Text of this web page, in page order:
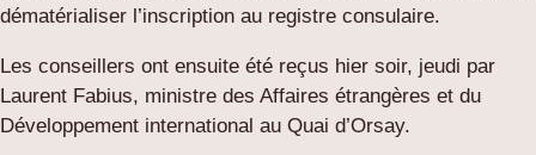
dématérialiser l’inscription au registre consulaire.
Les conseillers ont ensuite été reçus hier soir, jeudi par
Laurent Fabius, ministre des Affaires étrangères et du
Développement international au Quai d’Orsay.